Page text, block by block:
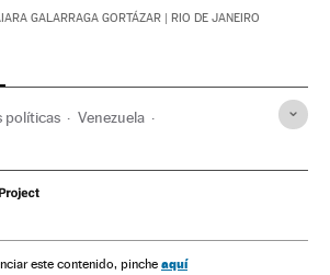
GALARRAGA GORTÁZAR | RIO DE JANEIRO
políticas Venezuela
Conflitos políticos
Política Administração pública
este contenido, pinche aquí